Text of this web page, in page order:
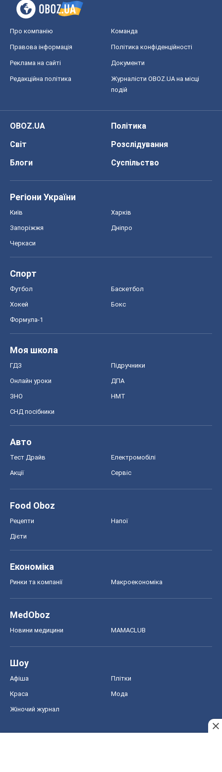
Про компанію Команда
Правова інформація Політика конфіденційності
Реклама на сайті Документи
Редакційна політика
Журналісти OBOZ.UA на місці
подій
OBOZ.UA
Політика
Світ
Розслідування
Блоги
Суспільство
Регіони України
Київ Харків
Запоріжжя Дніпро
Черкаси
Спорт
Футбол Баскетбол
Хокей Бокс
Формула-1
Моя школа
ГДЗ Підручники
Онлайн уроки ДПА
ЗНО НМТ
СНД посібники
Авто
Тест Драйв Електромобілі
Акції Сервіс
Food Oboz
Рецепти Напої
Дієти
Економіка
Ринки та компанії Макроекономіка
MedOboz
Новини медицини MAMACLUB
Шоу
Афіша Плітки
Краса Мода
Жіночий журнал